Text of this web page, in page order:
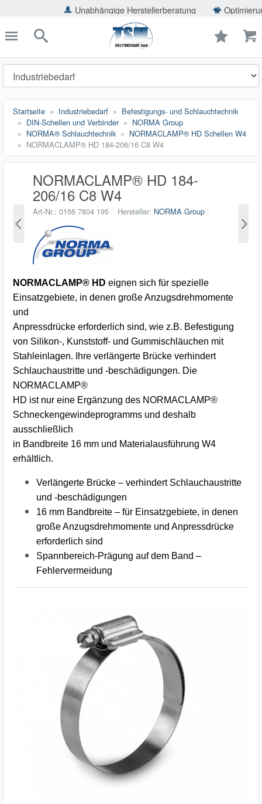
Unabhängige Herstellerberatung Optimierung der
schließen
Suche
Startseite Industriebedarf
Befestigungs- und Schlauchtechnik
DIN-Schellen und Verbinder
NORMA Group
NORMA® Schlauchtechnik
NORMACLAMP® HD Schellen W4
NORMACLAMP® HD 184-206/16 C8 W4
NORMACLAMP® HD 184-
206/16 C8 W4
Art-Nr. 0156 7804 195 Hersteller NORMA Group
NORMACLAMP® HD eignen sich für spezielle
Einsatzgebiete, in denen große Anzugsdrehmomente
und
Anpressdrücke erforderlich sind, wie z.B. Befestigung
von Silikon-, Kunststoff- und Gummischläuchen mit
Stahleinlagen. Ihre verlängerte Brücke verhindert
Schlauchaustritte und -beschädigungen. Die
NORMACLAMP®
HD ist nur eine Ergänzung des NORMACLAMP®
Schneckengewindeprogramms und deshalb
ausschließlich
in Bandbreite 16 mm und Materialausführung W4
erhältlich.
Verlängerte Brücke – verhindert Schlauchaustritte
und -beschädigungen
16 mm Bandbreite – für Einsatzgebiete, in denen
große Anzugsdrehmomente und Anpressdrücke
erforderlich sind
Spannbereich-Prägung auf dem Band –
Fehlervermeidung